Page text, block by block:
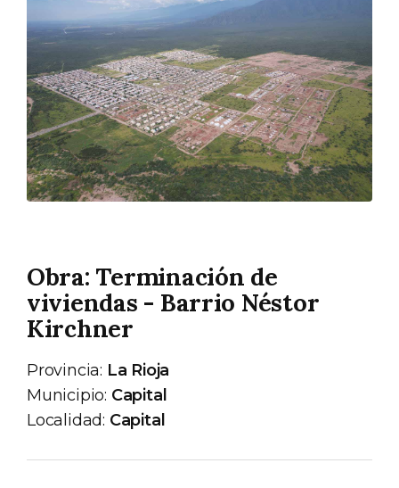
Obra: Terminación de
viviendas - Barrio Néstor
Kirchner
Provincia: La Rioja
Municipio: Capital
Localidad: Capital